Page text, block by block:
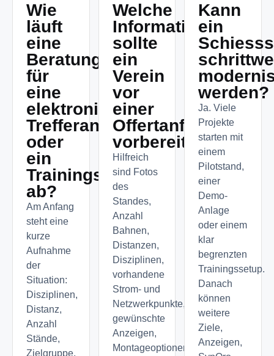
Wie
läuft
eine
Beratung
für
eine
elektronische
Trefferanzeige
oder
ein
Trainingssystem
ab?
Am Anfang
steht eine
kurze
Aufnahme
der
Situation:
Disziplinen,
Distanz,
Anzahl
Stände,
Zielgruppe,
Welche
Informationen
sollte
ein
Verein
vor
einer
Offertanfrage
vorbereiten?
Hilfreich
sind Fotos
des
Standes,
Anzahl
Bahnen,
Distanzen,
Disziplinen,
vorhandene
Strom- und
Netzwerkpunkte,
gewünschte
Anzeigen,
Montageoptionen,
Kann
ein
werden?
Ja. Viele
Projekte
starten mit
einem
Pilotstand,
einer
Demo-
Anlage
oder einem
klar
begrenzten
Trainingssetup.
Danach
können
weitere
Ziele,
Anzeigen,